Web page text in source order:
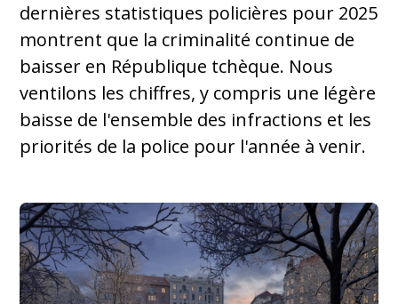
dernières statistiques policières pour 2025
montrent que la criminalité continue de
baisser en République tchèque. Nous
ventilons les chiffres, y compris une légère
baisse de l'ensemble des infractions et les
priorités de la police pour l'année à venir.